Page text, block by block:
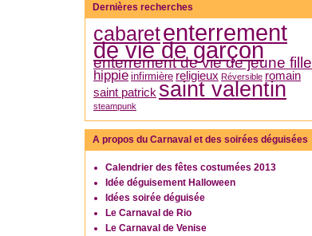
Dernières recherches
cabaretenterrement
de vie de garçon
enterrement de vie de jeune fille
hippie infirmière religieux Réversible romain
saint patrick saint valentin
steampunk
A propos du Carnaval et des soirées déguisées
Calendrier des fêtes costumées 2013
Idée déguisement Halloween
Idées soirée déguisée
Le Carnaval de Rio
Le Carnaval de Venise